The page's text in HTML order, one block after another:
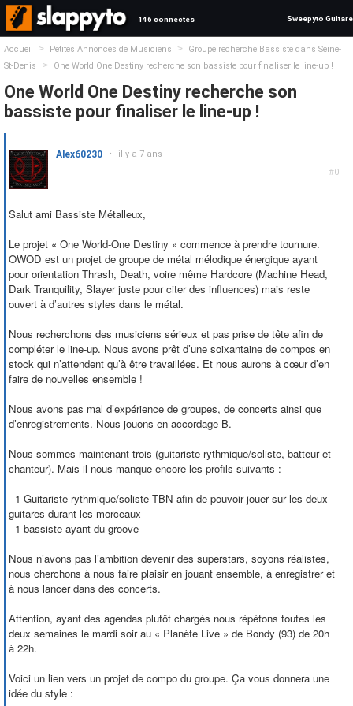
146 connectés Sweepyto Guitare
Accueil > Petites Annonces de Musiciens >
Groupe recherche Bassiste dans Seine-
St-Denis
> One World One Destiny recherche son bassiste pour finaliser le line-up !
One World One Destiny recherche son
bassiste pour finaliser le line-up !
#0
Alex60230 • il y a 7 ans
Salut ami Bassiste Métalleux,
Le projet « One World-One Destiny » commence à prendre tournure.
OWOD est un projet de groupe de métal mélodique énergique ayant
pour orientation Thrash, Death, voire même Hardcore (Machine Head,
Dark Tranquility, Slayer juste pour citer des influences) mais reste
ouvert à d’autres styles dans le métal.
Nous recherchons des musiciens sérieux et pas prise de tête afin de
compléter le line-up. Nous avons prêt d’une soixantaine de compos en
stock qui n’attendent qu’à être travaillées. Et nous aurons à cœur d’en
faire de nouvelles ensemble !
Nous avons pas mal d’expérience de groupes, de concerts ainsi que
d’enregistrements. Nous jouons en accordage B.
Nous sommes maintenant trois (guitariste rythmique/soliste, batteur et
chanteur). Mais il nous manque encore les profils suivants :
- 1 Guitariste rythmique/soliste TBN afin de pouvoir jouer sur les deux
guitares durant les morceaux
- 1 bassiste ayant du groove
Nous n’avons pas l’ambition devenir des superstars, soyons réalistes,
nous cherchons à nous faire plaisir en jouant ensemble, à enregistrer et
à nous lancer dans des concerts.
Attention, ayant des agendas plutôt chargés nous répétons toutes les
deux semaines le mardi soir au « Planète Live » de Bondy (93) de 20h
à 22h.
Voici un lien vers un projet de compo du groupe. Ça vous donnera une
idée du style :